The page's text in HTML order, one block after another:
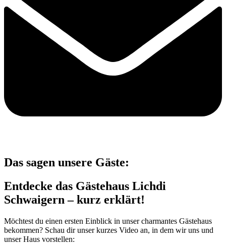
Das sagen unsere Gäste:
Entdecke das Gästehaus Lichdi
Schwaigern – kurz erklärt!
Möchtest du einen ersten Einblick in unser charmantes Gästehaus
bekommen? Schau dir unser kurzes Video an, in dem wir uns und
unser Haus vorstellen: